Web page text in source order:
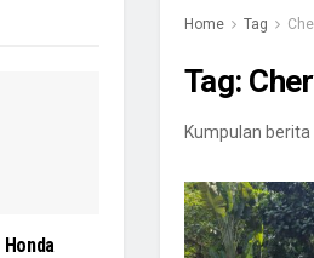
Home Tag
Tag:
Kumpulan